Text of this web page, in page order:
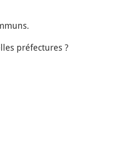
préfectures ?